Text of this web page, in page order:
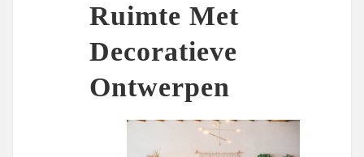
Ruimte Met
Decoratieve
Ontwerpen